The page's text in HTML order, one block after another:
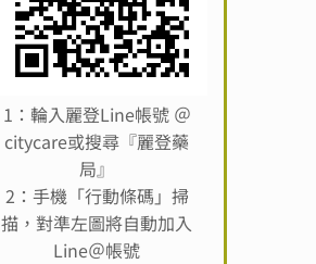
1：輪入麗登Line帳號 ＠
citycare或搜尋『麗登藥
局』
2：手機「行動條碼」掃
描，對準左圖將自動加入
Line＠帳號